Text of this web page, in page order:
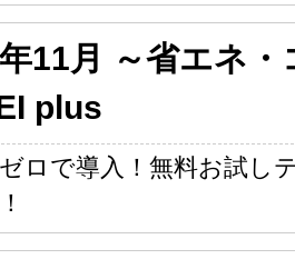
11月 ～省エネ
plus
ロで導入！無料お試し